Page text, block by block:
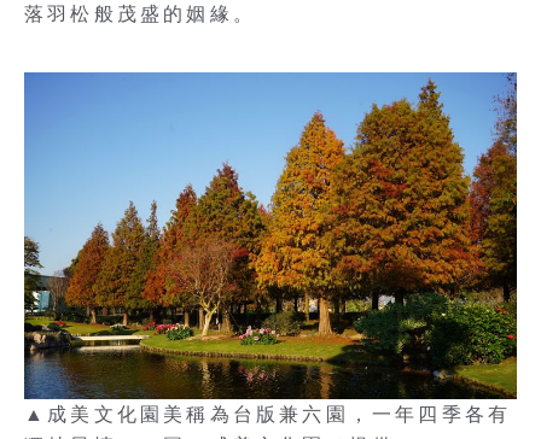
落羽松般茂盛的姻緣。
▲成美文化園美稱為台版兼六園，一年四季各有